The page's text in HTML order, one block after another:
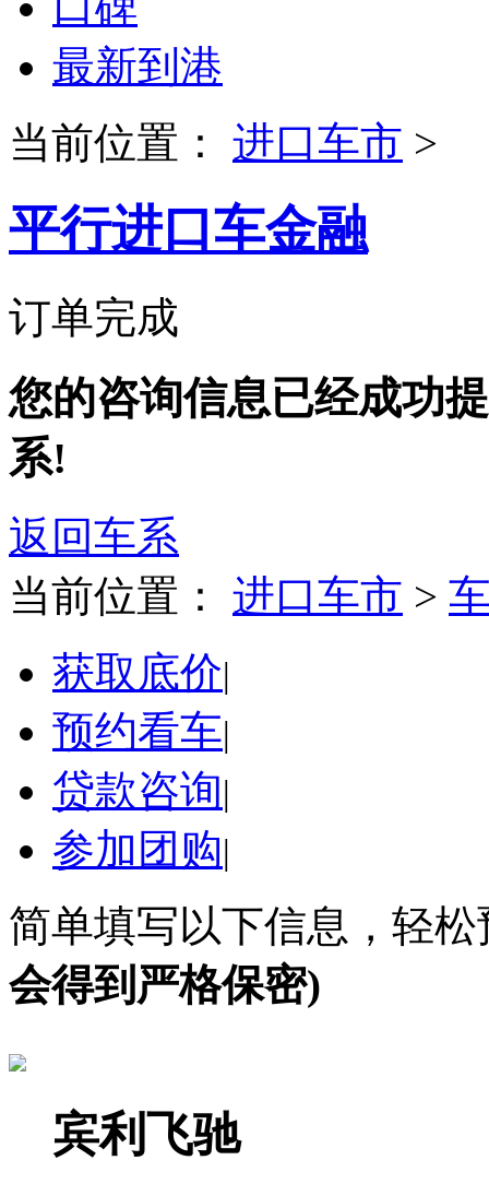
最新到港
当前位置：
进口车市 >
平行进口车金融
订单完成
您的咨询信息已经成功
系!
返回车系
当前位置：
进口车市 >
获取底价|
预约看车|
贷款咨询|
参加团购|
简单填写以下信息，轻
会得到严格保密)
宾利飞驰